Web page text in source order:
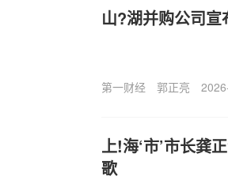
山?湖并购公司
第一财经 郭正亮
上!海‘市’市长龚
歌